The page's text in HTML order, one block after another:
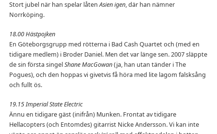
Stort jubel när han spelar låtenAsien igen, där han nämner
Norrköping.
18.00 Hästpojken
En Göteborgsgrupp med rötterna i Bad Cash Quartet och (med en
tidigare medlem) i Broder Daniel. Men det var länge sen. 2007 släppte
de sin första singelShane MacGowan(ja, han utan tänder i The
Pogues), och den hoppas vi givetvis få höra med lite lagom falsksång
och fullt ös.
19.15 Imperial State Electric
Ännu en tidigare gäst (inifrån) Munken. Frontat av tidigare
Hellacopters (och Entomdes) gitarrist Nicke Andersson. Vi kan inte